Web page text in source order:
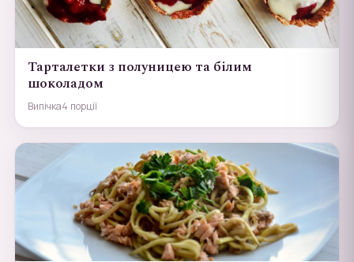
Тарталетки з полуницею та білим
шоколадом
Випічка4 порції